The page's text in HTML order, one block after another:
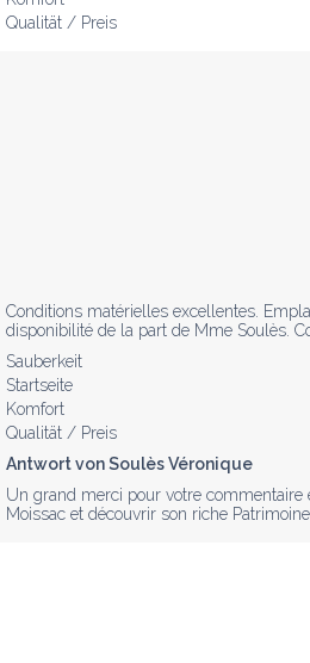
Qualität / Preis
Conditions matérielles excellentes.
disponibilité de la part de Mme Soulès.
Sauberkeit
Startseite
Komfort
Qualität / Preis
Antwort von Soulès Véronique
Un grand merci pour votre commentaire
Moissac et découvrir son riche